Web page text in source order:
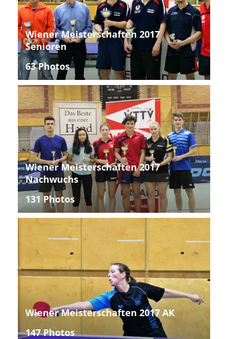
Wiener Meisterschaften 2017
Senioren
63 Photos
Wiener Meisterschaften 2017
Nachwuchs
131 Photos
Wiener Meisterschaften 2017 AK
147 Photos